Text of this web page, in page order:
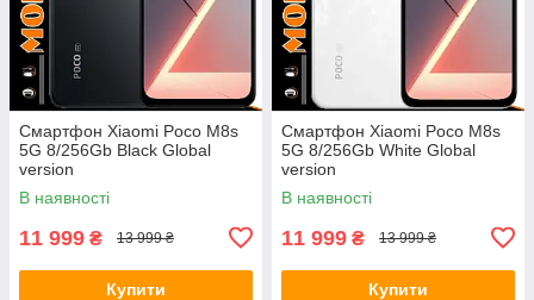
Смартфон Xiaomi Poco M8s
5G 8/256Gb Black Global
version
В наявності
11 999 ₴ 13 999 ₴
Купити
Смартфон Xiaomi Poco M8s
5G 8/256Gb White Global
version
В наявності
11 999 ₴ 13 999 ₴
Купити